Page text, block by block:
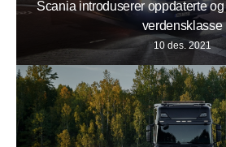
Scania introduserer oppdaterte
verdensklasse
10 des. 2021